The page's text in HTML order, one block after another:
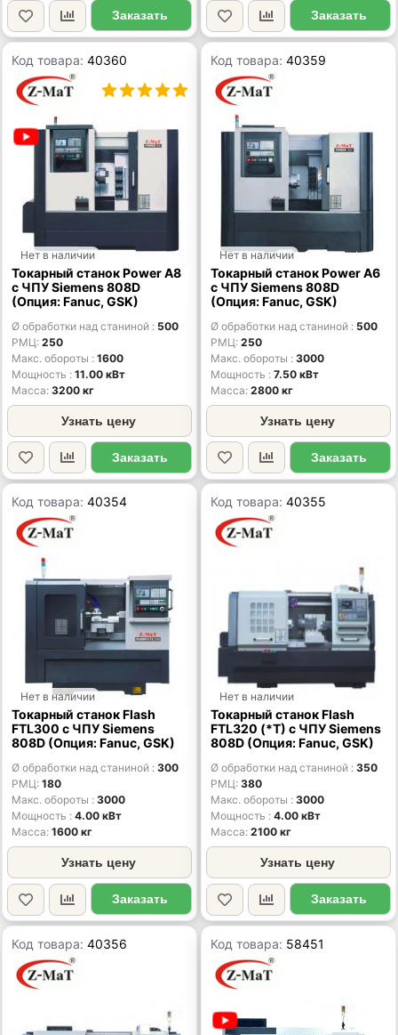
Заказать Заказать
Код товара:40360
Нет в наличии
Токарный станок Power A8
с ЧПУ Siemens 808D
(Опция: Fanuc, GSK)
Ø обработки над станиной
500
РМЦ 250
Макс. обороты
1600
Мощность
11.00 кВт
Масса 3200 кг
Узнать цену
Заказать
Код товара:40359
Нет в наличии
Токарный станок Power A6
с ЧПУ Siemens 808D
(Опция: Fanuc, GSK)
Ø обработки над станиной
500
РМЦ 250
Макс. обороты
3000
Мощность
7.50 кВт
Масса 2800 кг
Узнать цену
Заказать
Код товара:40354
Нет в наличии
Токарный станок Flash
FTL300 с ЧПУ Siemens
808D (Опция: Fanuc, GSK)
Ø обработки над станиной
300
РМЦ 180
Макс. обороты
3000
Мощность
4.00 кВт
Масса 1600 кг
Узнать цену
Заказать
Код товара:40355
Нет в наличии
Токарный станок Flash
FTL320 (*T) с ЧПУ Siemens
808D (Опция: Fanuc, GSK)
Ø обработки над станиной
350
РМЦ 380
Макс. обороты
3000
Мощность
4.00 кВт
Масса 2100 кг
Узнать цену
Заказать
Код товара:40356 Код товара: 58451